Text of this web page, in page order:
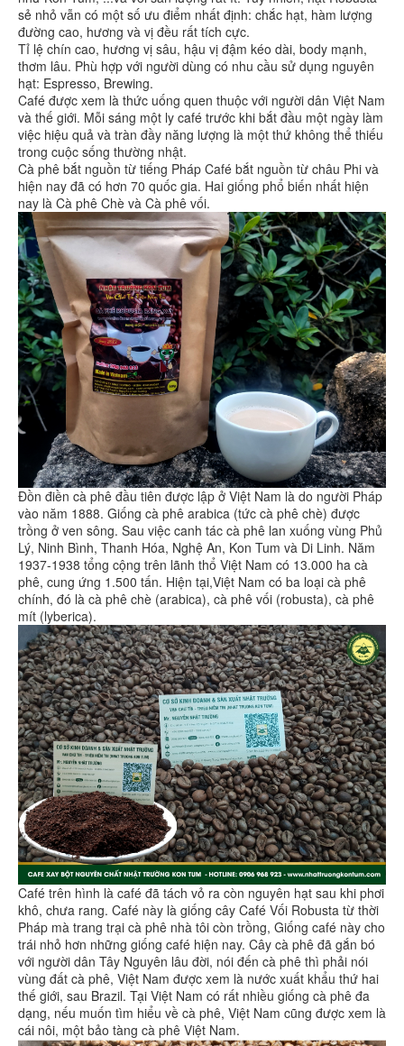
sẻ nhỏ vẫn có một số ưu điểm nhất định: chắc hạt, hàm lượng
đường cao, hương và vị đều rất tích cực.
Tỉ lệ chín cao, hương vị sâu, hậu vị đậm kéo dài, body mạnh,
thơm lâu. Phù hợp với người dùng có nhu cầu sử dụng nguyên
hạt: Espresso, Brewing.
Café được xem là thức uống quen thuộc với người dân Việt Nam
và thế giới. Mỗi sáng một ly café trước khi bắt đầu một ngày làm
việc hiệu quả và tràn đầy năng lượng là một thứ không thể thiếu
trong cuộc sống thường nhật.
Cà phê bắt nguồn từ tiếng Pháp Café bắt nguồn từ châu Phi và
hiện nay đã có hơn 70 quốc gia. Hai giống phổ biến nhất hiện
nay là Cà phê Chè và Cà phê vối.
Đồn điền cà phê đầu tiên được lập ở Việt Nam là do người Pháp
vào năm 1888. Giống cà phê arabica (tức cà phê chè) được
trồng ở ven sông. Sau việc canh tác cà phê lan xuống vùng Phủ
Lý, Ninh Bình, Thanh Hóa, Nghệ An, Kon Tum và Di Linh. Năm
1937-1938 tổng cộng trên lãnh thổ Việt Nam có 13.000 ha cà
phê, cung ứng 1.500 tấn. Hiện tại,Việt Nam có ba loại cà phê
chính, đó là cà phê chè (arabica), cà phê vối (robusta), cà phê
mít (lyberica).
Café trên hình là café đã tách vỏ ra còn nguyên hạt sau khi phơi
khô, chưa rang. Café này là giống cây Café Vối Robusta từ thời
Pháp mà trang trại cà phê nhà tôi còn trồng, Giống café này cho
trái nhỏ hơn những giống café hiện nay. Cây cà phê đã gắn bó
với người dân Tây Nguyên lâu đời, nói đến cà phê thì phải nói
vùng đất cà phê, Việt Nam được xem là nước xuất khẩu thứ hai
thế giới, sau Brazil. Tại Việt Nam có rất nhiều giống cà phê đa
dạng, nếu muốn tìm hiểu về cà phê, Việt Nam cũng được xem là
cái nôi, một bảo tàng cà phê Việt Nam.